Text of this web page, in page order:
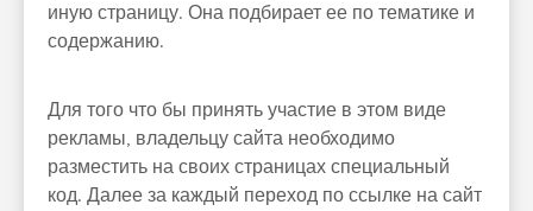
иную страницу. Она подбирает ее по тематике и
содержанию.
Для того что бы принять участие в этом виде
рекламы, владельцу сайта необходимо
разместить на своих страницах специальный
код. Далее за каждый переход по ссылке на сайт